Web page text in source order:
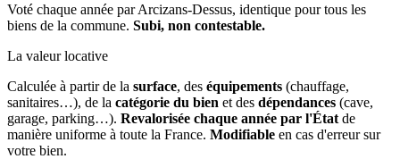
Voté chaque année par Arcizans-Dessus, identique pour tous les
biens de la commune. Subi, non contestable.
La valeur locative
Calculée à partir de la surface, des équipements (chauffage,
sanitaires…), de la catégorie du bien et des dépendances (cave,
garage, parking…). Revalorisée chaque année par l'État de
manière uniforme à toute la France. Modifiable en cas d'erreur sur
votre bien.